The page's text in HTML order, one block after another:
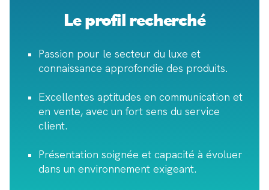
Le profil recherché
Passion pour le secteur du luxe et
connaissance approfondie des produits.
Excellentes aptitudes en communication et
en vente, avec un fort sens du service
client.
Présentation soignée et capacité à évoluer
dans un environnement exigeant.